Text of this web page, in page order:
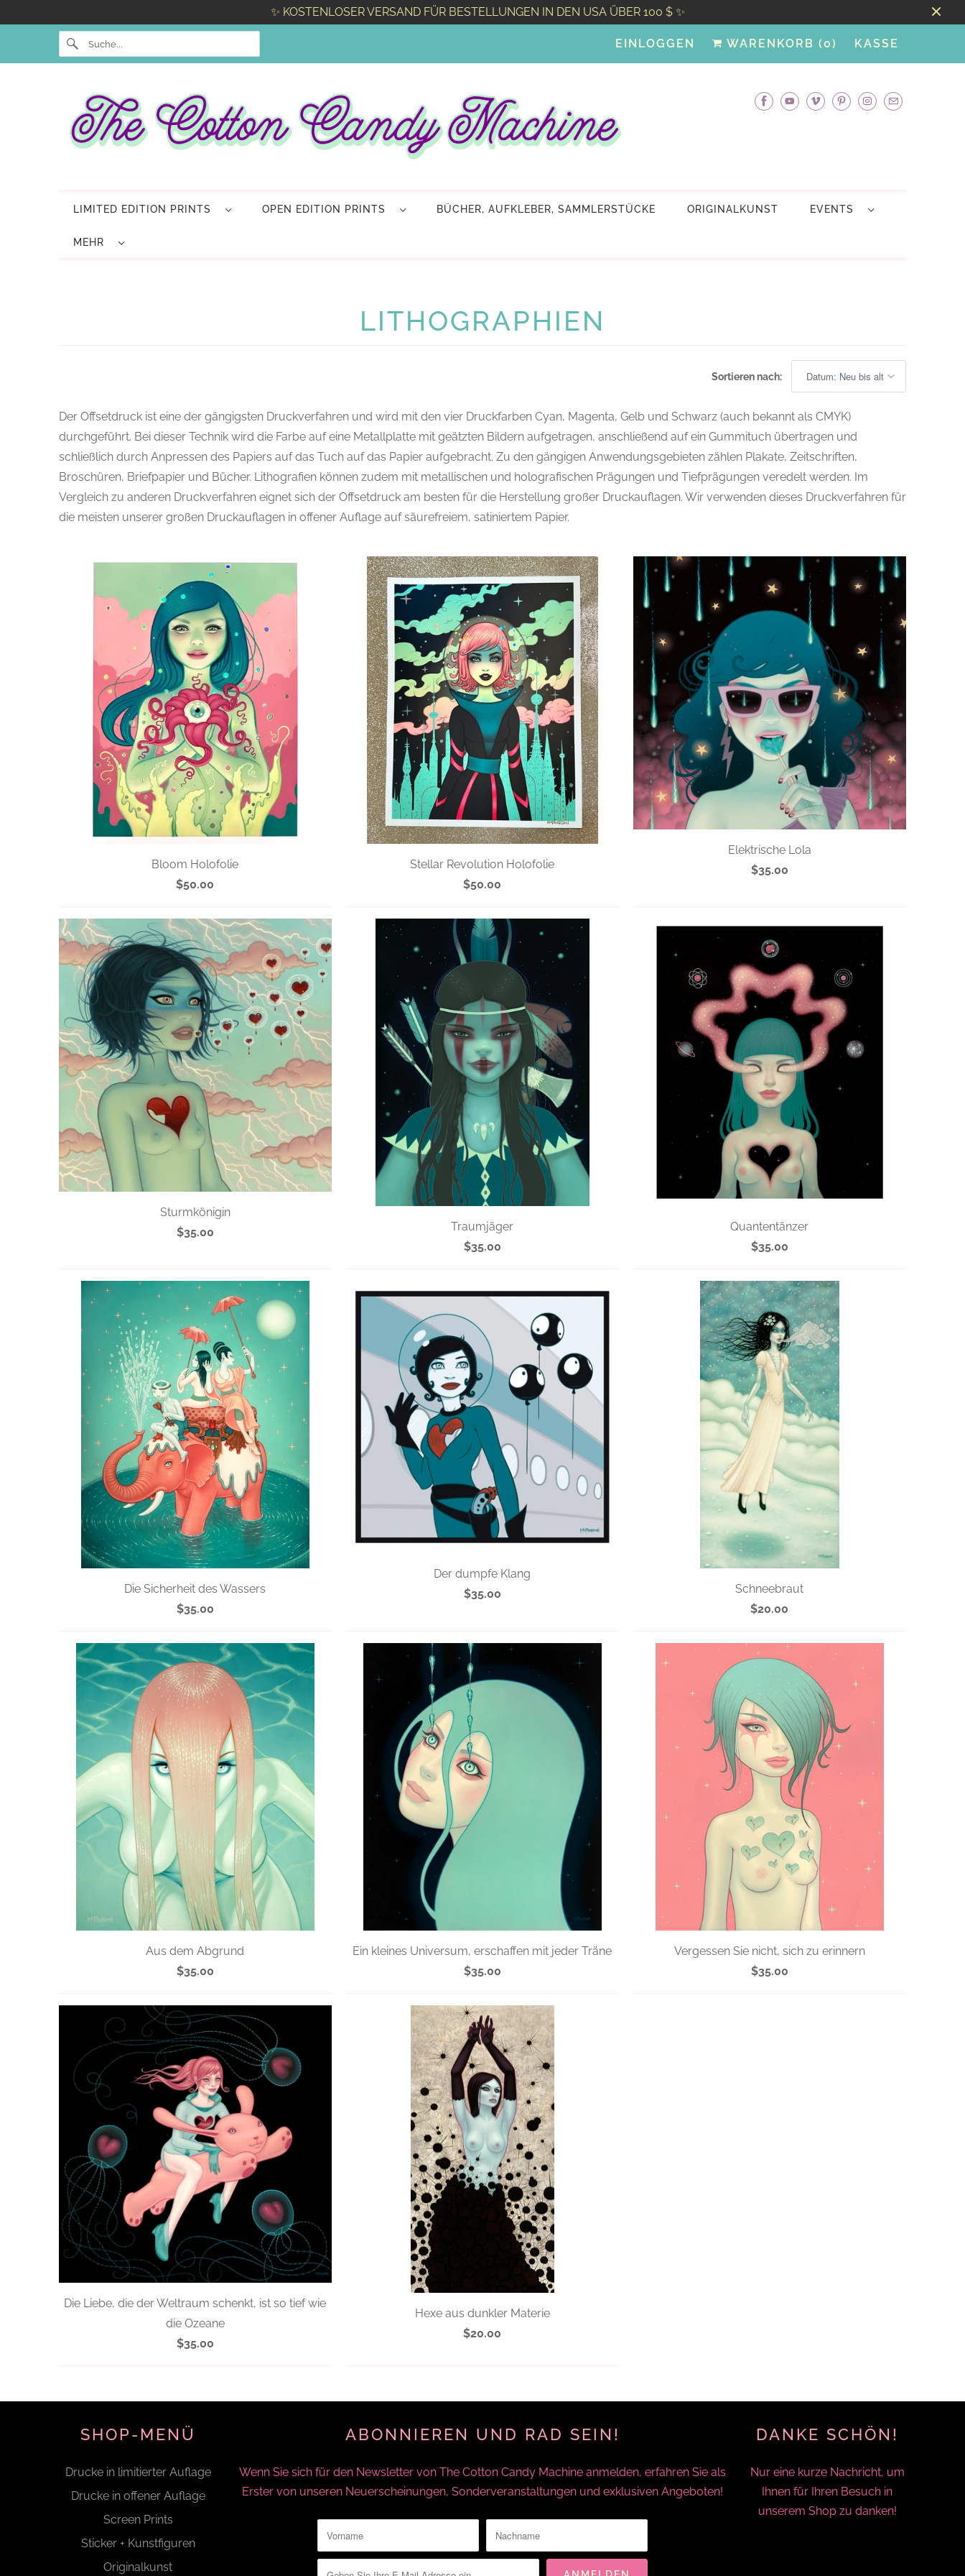
✨ KOSTENLOSER VERSAND FÜR BESTELLUNGEN IN DEN USA ÜBER 100 $ ✨
EINLOGGEN WARENKORB (0) KASSE
LIMITED EDITION PRINTS OPEN EDITION PRINTS BÜCHER, AUFKLEBER, SAMMLERSTÜCKE ORIGINALKUNST EVENTS
MEHR
LITHOGRAPHIEN
Sortieren nach:
Der Offsetdruck ist eine der gängigsten Druckverfahren und wird mit den vier Druckfarben Cyan, Magenta, Gelb und Schwarz (auch bekannt als CMYK)
durchgeführt. Bei dieser Technik wird die Farbe auf eine Metallplatte mit geätzten Bildern aufgetragen, anschließend auf ein Gummituch übertragen und
schließlich durch Anpressen des Papiers auf das Tuch auf das Papier aufgebracht. Zu den gängigen Anwendungsgebieten zählen Plakate, Zeitschriften,
Broschüren, Briefpapier und Bücher. Lithografien können zudem mit metallischen und holografischen Prägungen und Tiefprägungen veredelt werden. Im
Vergleich zu anderen Druckverfahren eignet sich der Offsetdruck am besten für die Herstellung großer Druckauflagen. Wir verwenden dieses Druckverfahren für
die meisten unserer großen Druckauflagen in offener Auflage auf säurefreiem, satiniertem Papier.
Bloom Holofolie
$50.00
Stellar Revolution Holofolie
$50.00
Elektrische Lola
$35.00
Sturmkönigin
$35.00
Traumjäger
$35.00
Quantentänzer
$35.00
Die Sicherheit des Wassers
$35.00
Der dumpfe Klang
$35.00
Schneebraut
$20.00
Aus dem Abgrund
$35.00
Ein kleines Universum, erschaffen mit jeder Träne
$35.00
Vergessen Sie nicht, sich zu erinnern
$35.00
Die Liebe, die der Weltraum schenkt, ist so tief wie
die Ozeane
$35.00
Hexe aus dunkler Materie
$20.00
SHOP-MENÜ
Drucke in limitierter Auflage
Drucke in offener Auflage
Screen Prints
Sticker + Kunstfiguren
Originalkunst
ABONNIEREN UND RAD SEIN!
Wenn Sie sich für den Newsletter von The Cotton Candy Machine anmelden, erfahren Sie als
Erster von unseren Neuerscheinungen, Sonderveranstaltungen und exklusiven Angeboten!
DANKE SCHÖN!
Nur eine kurze Nachricht, um
Ihnen für Ihren Besuch in
unserem Shop zu danken!